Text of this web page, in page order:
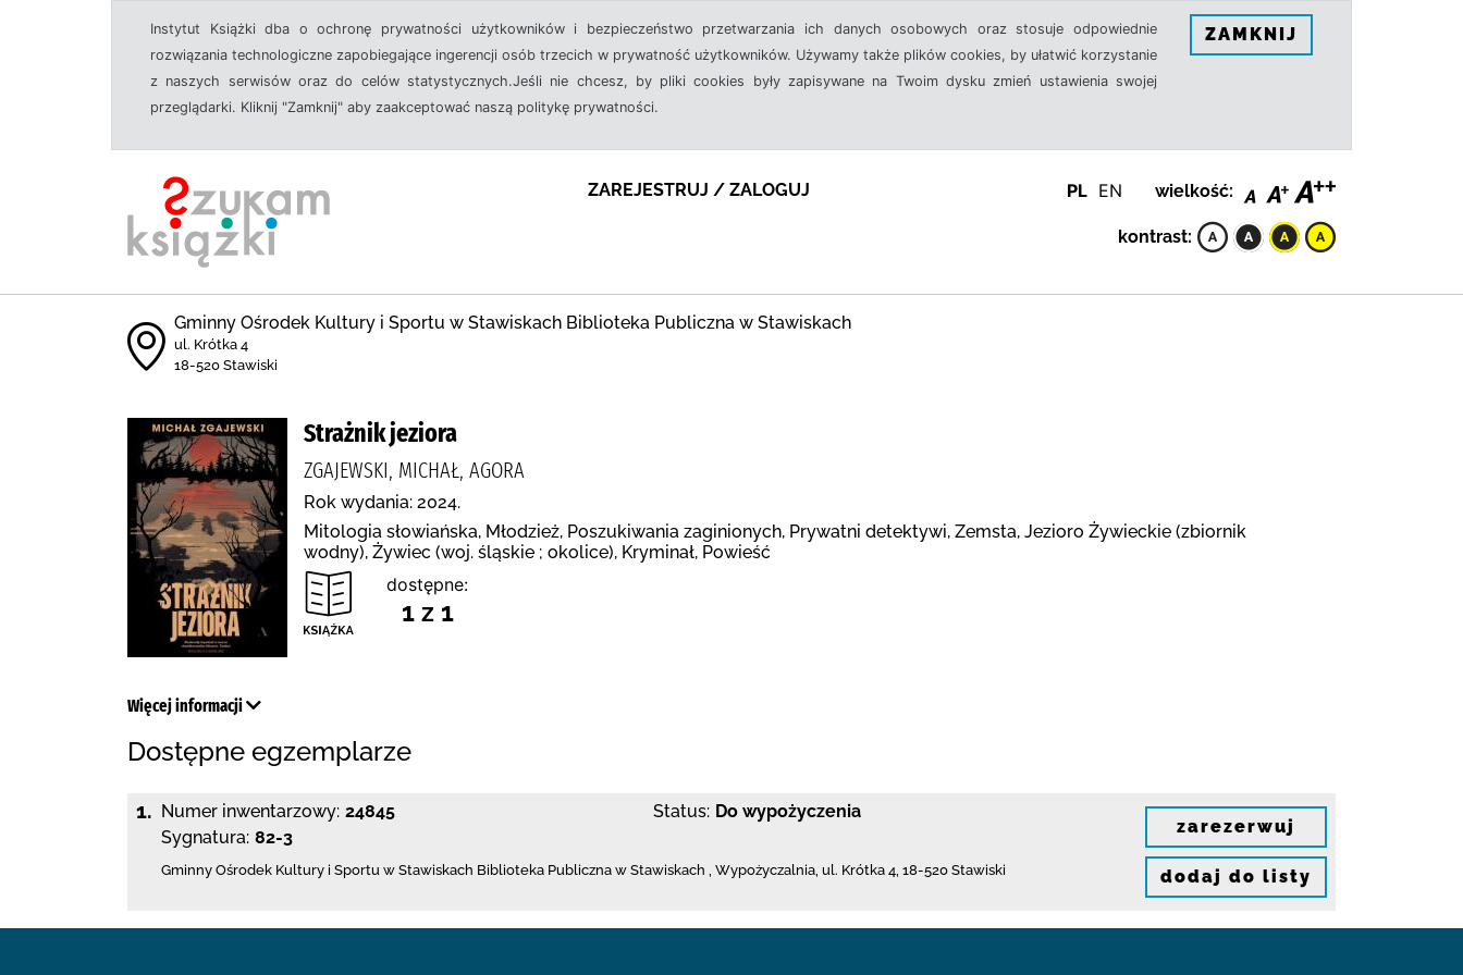
Instytut Książki dba o ochronę prywatności użytkowników i bezpieczeństwo przetwarzania ich danych osobowych oraz stosuje odpowiednie
rozwiązania technologiczne zapobiegające ingerencji osób trzecich w prywatność użytkowników. Używamy także plików cookies, by ułatwić korzystanie
z naszych serwisów oraz do celów statystycznych.Jeśli nie chcesz, by pliki cookies były zapisywane na Twoim dysku zmień ustawienia swojej
przeglądarki. Kliknij "Zamknij" aby zaakceptować naszą politykę prywatności.
ZAMKNIJ
ZAREJESTRUJ / ZALOGUJ PL EN wielkość:
kontrast:
Gminny Ośrodek Kultury i Sportu w Stawiskach Biblioteka Publiczna w Stawiskach
ul. Krótka 4
18-520 Stawiski
Strażnik jeziora
ZGAJEWSKI, MICHAŁ, AGORA
Rok wydania: 2024.
Mitologia słowiańska, Młodzież, Poszukiwania zaginionych, Prywatni detektywi, Zemsta, Jezioro Żywieckie (zbiornik
wodny), Żywiec (woj. śląskie ; okolice), Kryminał, Powieść
dostępne:
1 z 1
Więcej informacji
Dostępne egzemplarze
1. Numer inwentarzowy: 24845
Sygnatura: 82-3
Status: Do wypożyczenia
Gminny Ośrodek Kultury i Sportu w Stawiskach Biblioteka Publiczna w Stawiskach , Wypożyczalnia, ul. Krótka 4, 18-520 Stawiski
zarezerwuj
dodaj do listy